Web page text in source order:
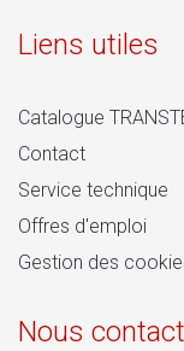
Liens utiles
Catalogue
Contact
Service technique
Offres d'emploi
Gestion des
Nous